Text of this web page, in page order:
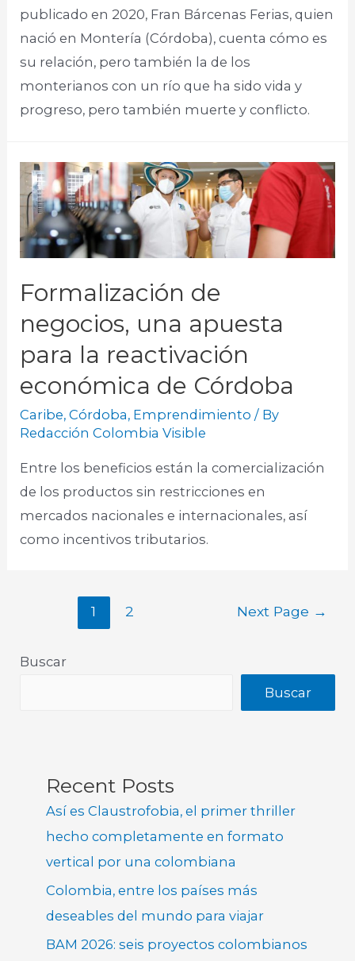
publicado en 2020, Fran Bárcenas Ferias, quien
nació en Montería (Córdoba), cuenta cómo es
su relación, pero también la de los
monterianos con un río que ha sido vida y
progreso, pero también muerte y conflicto.
Formalización de
negocios, una apuesta
para la reactivación
económica de Córdoba
Caribe,Córdoba, Emprendimiento / By
Redacción Colombia Visible
Entre los beneficios están la comercialización
de los productos sin restricciones en
mercados nacionales e internacionales, así
como incentivos tributarios.
1 2 Next Page →
Buscar
Buscar
Recent Posts
Así es Claustrofobia, el primer thriller
hecho completamente en formato
vertical por una colombiana
Colombia, entre los países más
deseables del mundo para viajar
BAM 2026: seis proyectos colombianos